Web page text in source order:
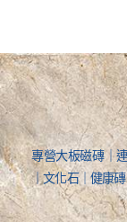
專營大板磁磚｜
｜文化石｜健康